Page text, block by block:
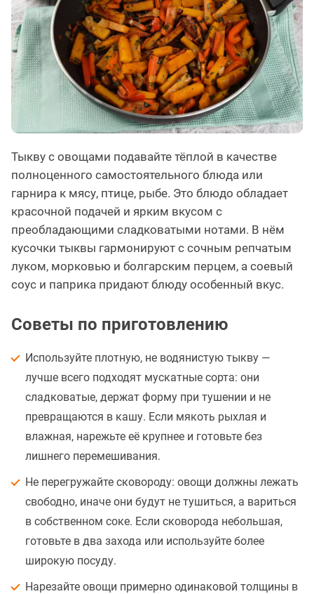
Тыкву с овощами подавайте тёплой в качестве
полноценного самостоятельного блюда или
гарнира к мясу, птице, рыбе. Это блюдо обладает
красочной подачей и ярким вкусом с
преобладающими сладковатыми нотами. В нём
кусочки тыквы гармонируют с сочным репчатым
луком, морковью и болгарским перцем, а соевый
соус и паприка придают блюду особенный вкус.
Советы по приготовлению
Используйте плотную, не водянистую тыкву —
лучше всего подходят мускатные сорта: они
сладковатые, держат форму при тушении и не
превращаются в кашу. Если мякоть рыхлая и
влажная, нарежьте её крупнее и готовьте без
лишнего перемешивания.
Не перегружайте сковороду: овощи должны лежать
свободно, иначе они будут не тушиться, а вариться
в собственном соке. Если сковорода небольшая,
готовьте в два захода или используйте более
широкую посуду.
Нарезайте овощи примерно одинаковой толщины в